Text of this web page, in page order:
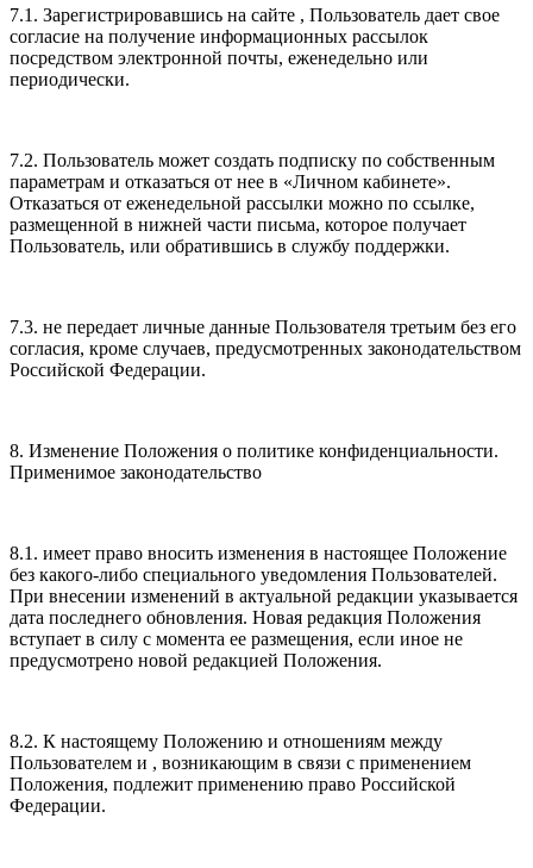
7.1. Зарегистрировавшись на сайте , Пользователь дает свое
согласие на получение информационных рассылок
посредством электронной почты, еженедельно или
периодически.
7.2. Пользователь может создать подписку по собственным
параметрам и отказаться от нее в «Личном кабинете».
Отказаться от еженедельной рассылки можно по ссылке,
размещенной в нижней части письма, которое получает
Пользователь, или обратившись в службу поддержки.
7.3. не передает личные данные Пользователя третьим без его
согласия, кроме случаев, предусмотренных законодательством
Российской Федерации.
8. Изменение Положения о политике конфиденциальности.
Применимое законодательство
8.1. имеет право вносить изменения в настоящее Положение
без какого-либо специального уведомления Пользователей.
При внесении изменений в актуальной редакции указывается
дата последнего обновления. Новая редакция Положения
вступает в силу с момента ее размещения, если иное не
предусмотрено новой редакцией Положения.
8.2. К настоящему Положению и отношениям между
Пользователем и , возникающим в связи с применением
Положения, подлежит применению право Российской
Федерации.